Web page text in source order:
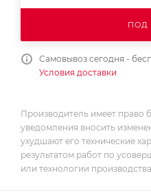
ПОД
Самовывоз сегодня -
Условия доставки
Производитель имеет право
уведомления вносить
ухудшают его технические
результатом работ по
или технологии